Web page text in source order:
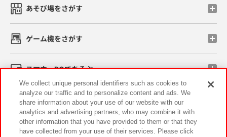
あそび場をさがす
ゲーム機をさがす
スマホ・PCであそぶ
イベント・キャンペーン
We collect unique personal identifiers such as cookies to
analyze our traffic and to personalize content and ads. We
share information about your use of our website with our
analytics and advertising partners, who may combine it with
other information that you have provided to them or that they
have collected from your use of their services. Please click